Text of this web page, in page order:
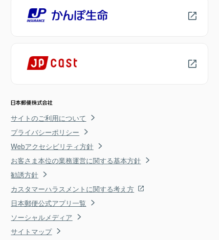
サイトのご利用について
プライバシーポリシー
Webアクセシビリティ方針
お客さま本位の業務運営に関する基本方針
勧誘方針
カスタマーハラスメントに関する考え方
日本郵便公式アプリ一覧
ソーシャルメディア
サイトマップ